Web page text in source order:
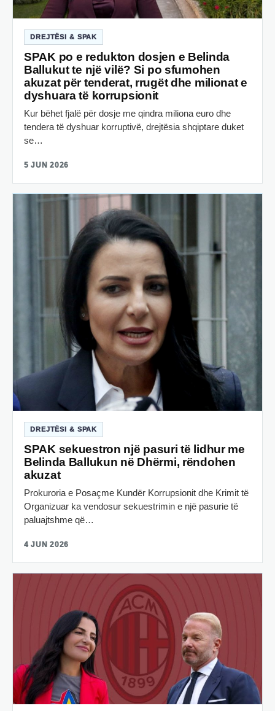
DREJTËSI & SPAK
SPAK po e redukton dosjen e Belinda
Ballukut te një vilë? Si po sfumohen
akuzat për tenderat, rrugët dhe milionat e
dyshuara të korrupsionit
Kur bëhet fjalë për dosje me qindra miliona euro dhe
tendera të dyshuar korruptivë, drejtësia shqiptare duket
se…
5 JUN 2026
DREJTËSI & SPAK
SPAK sekuestron një pasuri të lidhur me
Belinda Ballukun në Dhërmi, rëndohen
akuzat
Prokuroria e Posaçme Kundër Korrupsionit dhe Krimit të
Organizuar ka vendosur sekuestrimin e një pasurie të
paluajtshme që…
4 JUN 2026